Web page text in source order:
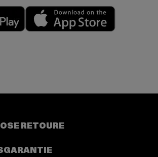
Play market
RETOURE